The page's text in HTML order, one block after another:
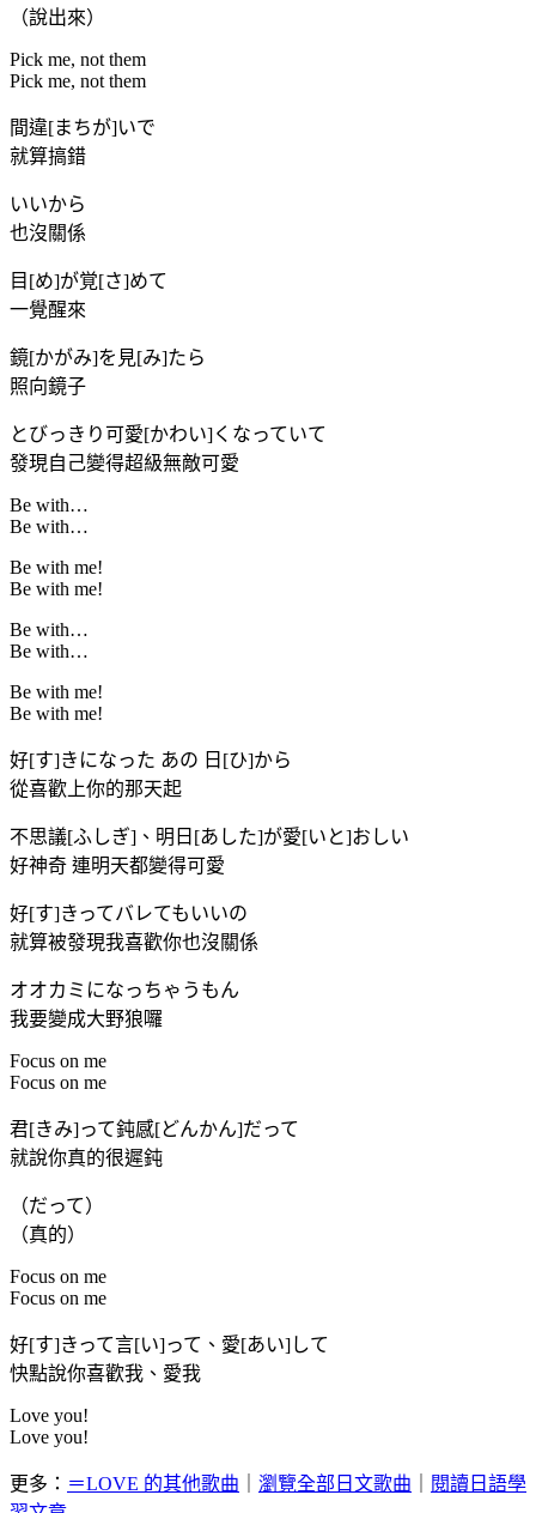
（說出來）
Pick me, not them
Pick me, not them
間違[まちが]いで
就算搞錯
いいから
也沒關係
目[め]が覚[さ]めて
一覺醒來
鏡[かがみ]を見[み]たら
照向鏡子
とびっきり可愛[かわい]くなっていて
發現自己變得超級無敵可愛
Be with…
Be with…
Be with me!
Be with me!
Be with…
Be with…
Be with me!
Be with me!
好[す]きになった あの 日[ひ]から
從喜歡上你的那天起
不思議[ふしぎ]、明日[あした]が愛[いと]おしい
好神奇 連明天都變得可愛
好[す]きってバレてもいいの
就算被發現我喜歡你也沒關係
オオカミになっちゃうもん
我要變成大野狼囉
Focus on me
Focus on me
君[きみ]って鈍感[どんかん]だって
就說你真的很遲鈍
（だって）
（真的）
Focus on me
Focus on me
好[す]きって言[い]って、愛[あい]して
快點說你喜歡我、愛我
Love you!
Love you!
更多： ＝LOVE 的其他歌曲 瀏覽全部日文歌曲
閱讀日語學